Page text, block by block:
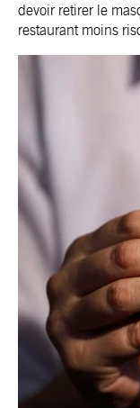
devoir retirer le
restaurant moins